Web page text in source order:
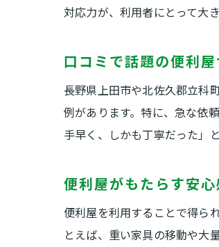
対応力が、利用者にとって大
口コミで話題の便利
長野県上田市や北佐久郡立科
例があります。特に、急な依
手早く、しかも丁寧だった」
便利屋がもたらす安
便利屋を利用することで得ら
とえば、重い家具の移動や大